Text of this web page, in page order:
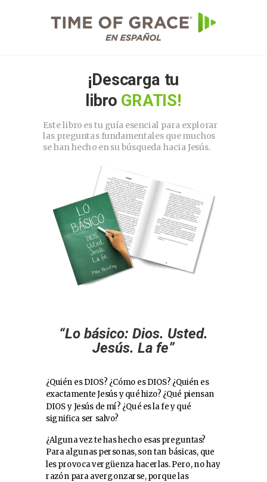
¡Descarga tu
libro GRATIS!
Este libro es tu guía esencial para explorar
las preguntas fundamentales que muchos
se han hecho en su búsqueda hacia Jesús.
“Lo básico: Dios. Usted.
Jesús. La fe”
¿Quién es DIOS? ¿Cómo es DIOS? ¿Quién es
exactamente Jesús y qué hizo? ¿Qué piensan
DIOS y Jesús de mí? ¿Qué es la fe y qué
significa ser salvo?
¿Alguna vez te has hecho esas preguntas?
Para algunas personas, son tan básicas, que
les provoca vergüenza hacerlas. Pero, no hay
razón para avergonzarse, porque las